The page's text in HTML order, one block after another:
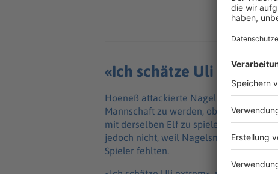
«Ich schätze Uli extrem»
Hoeneß attackierte Nagelsmann auch,
Mannschaft zu werden, obwohl der
mit derselben Elf zu spielen – dann
jedoch nicht, weil Nagelsmann seit der
Spieler fehlten.